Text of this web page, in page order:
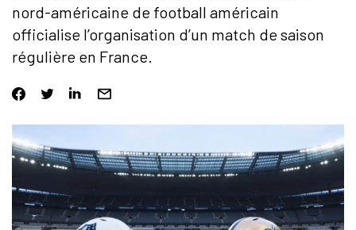
nord-américaine de football américain
officialise l’organisation d’un match de saison
régulière en France.